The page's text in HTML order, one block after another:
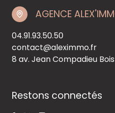
AGENCE
04.91.93.50.50
contact@aleximmo.fr
8 av. Jean Compadieu
Restons connectés